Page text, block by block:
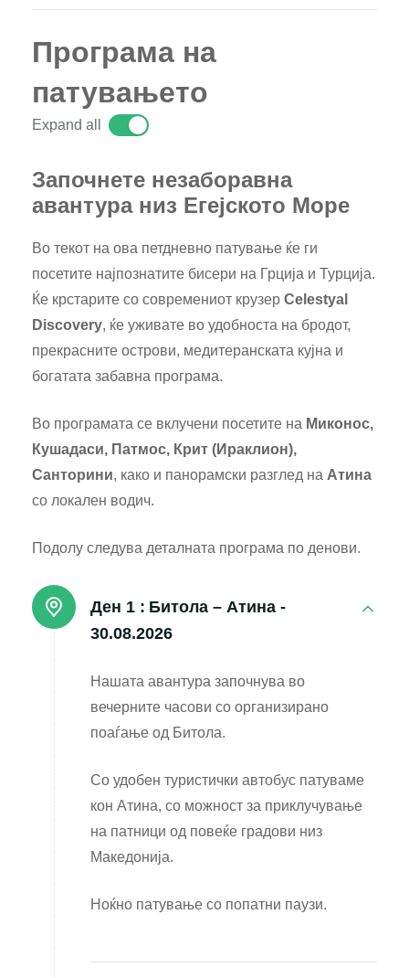
Програма на
патувањето
Expand all
Започнете незаборавна
авантура низ Егејското Море
Во текот на ова петдневно патување ќе ги
посетите најпознатите бисери на Грција и Турција.
Ќе крстарите со современиот крузер Celestyal
Discovery, ќе уживате во удобноста на бродот,
прекрасните острови, медитеранската кујна и
богатата забавна програма.
Во програмата се вклучени посетите на Миконос,
Кушадаси, Патмос, Крит (Ираклион),
Санторини, како и панорамски разглед на Атина
со локален водич.
Подолу следува деталната програма по денови.
Ден 1 : Битола – Атина -
30.08.2026
Нашата авантура започнува во
вечерните часови со организирано
поаѓање од Битола.
Со удобен туристички автобус патуваме
кон Атина, со можност за приклучување
на патници од повеќе градови низ
Македонија.
Ноќно патување со попатни паузи.